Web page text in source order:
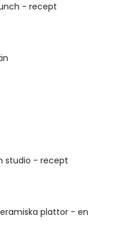
- recept
studio - recept
plattor - en